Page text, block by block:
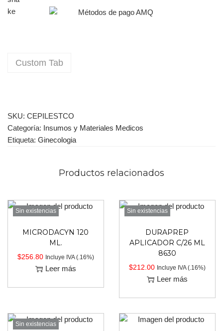
Custom Tab
SKU: CEPILESTCO
Categoría: Insumos y Materiales Medicos
Etiqueta: Ginecologia
Productos relacionados
Sin existencias
MICRODACYN 120
ML.
$256.80 Incluye IVA (.16%)
Leer más
Sin existencias
DURAPREP
APLICADOR C/26 ML
8630
$212.00 Incluye IVA (.16%)
Leer más
Sin existencias